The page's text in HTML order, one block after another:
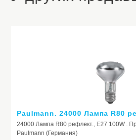
Paulmann. 24000 Лампа R80
24000 Лампа R80 рефлект., E27 100W .
Paulmann (Германия)